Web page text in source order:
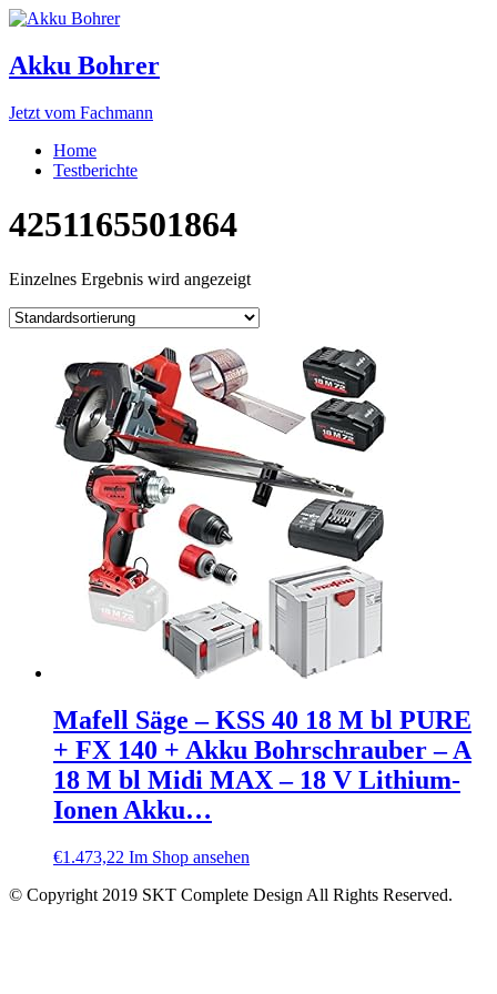
Akku Bohrer
Jetzt vom Fachmann
Home
Testberichte
4251165501864
Einzelnes Ergebnis wird angezeigt
Mafell Säge – KSS 40 18 M bl PURE
+ FX 140 + Akku Bohrschrauber – A
18 M bl Midi MAX – 18 V Lithium-
Ionen Akku…
€1.473,22 Im Shop ansehen
© Copyright 2019 SKT Complete Design All Rights Reserved.